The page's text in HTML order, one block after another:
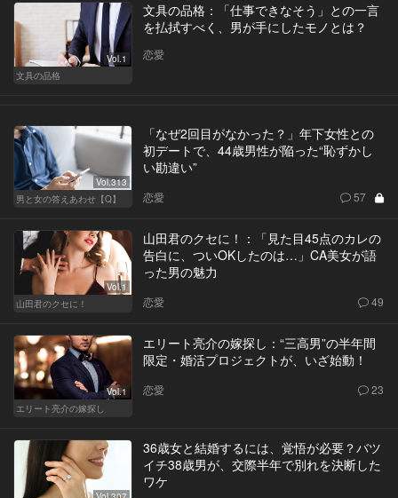
Vol.1
文具の品格
文具の品格：「仕事できなそう」との一言
を払拭すべく、男が手にしたモノとは？
恋愛
Vol.313
男と女の答えあわせ【Q】
「なぜ2回目がなかった？」年下女性との
初デートで、44歳男性が陥った“恥ずかし
い勘違い”
恋愛 57
Vol.1
山田君のクセに！
山田君のクセに！：「見た目45点のカレの
告白に、ついOKしたのは…」CA美女が語
った男の魅力
恋愛 49
Vol.1
エリート亮介の嫁探し
エリート亮介の嫁探し：“三高男”の半年間
限定・婚活プロジェクトが、いざ始動！
恋愛 23
36歳女と結婚するには、覚悟が必要？バツ
イチ38歳男が、交際半年で別れを決断した
ワケ